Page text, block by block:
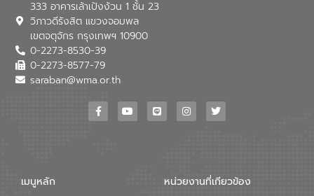
ใช้น้ำที่พุ่งสูงขึ้นจากการขยายตัวของ
การองค์การจัดการน้ำเสีย กล่าวถึงภารกิจ
เพื่อสนับสนุนการพัฒนาเมืองอย่างยั่งยืน
ขณะที่ นายบดินทร์ อุดล กรรมการผู้อำนวย
สมดุลทางเศรษฐกิจและสิ่งแวดล้อมได้อย่าง
333 อาคารเล้าเป้งง้วน 1 ชั้น 23
วิภาวดีรังสิต แขวงจอมพล
เขตจตุจักร กรุงเทพฯ 10900
0-2273-8530-39
0-2273-8577-79
saraban@wma.or.th
เมนูหลัก หน่วยงานที่เกียวข้อง